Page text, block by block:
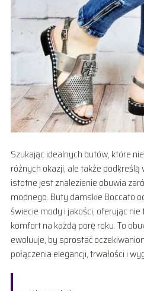
Szukając idealnych butów, które
różnych okazji, ale także
istotne jest znalezienie obuwia
modnego. Buty damskie Boccato
świecie mody i jakości, oferując
komfort na każdą porę roku. To
ewoluuje, by sprostać
połączenia elegancji, trwałości i